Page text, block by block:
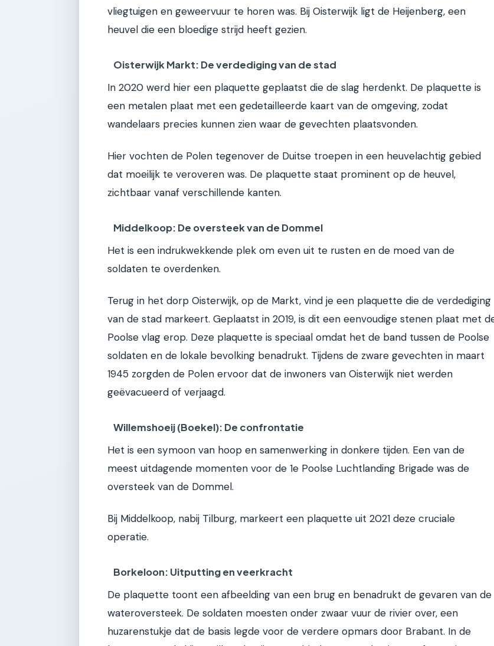
vliegtuigen en geweervuur te horen was. Bij Oisterwijk ligt de Heijenberg, een
heuvel die een bloedige strijd heeft gezien.
Oisterwijk Markt: De verdediging van de stad
In 2020 werd hier een plaquette geplaatst die de slag herdenkt. De plaquette is
een metalen plaat met een gedetailleerde kaart van de omgeving, zodat
wandelaars precies kunnen zien waar de gevechten plaatsvonden.
Hier vochten de Polen tegenover de Duitse troepen in een heuvelachtig gebied
dat moeilijk te veroveren was. De plaquette staat prominent op de heuvel,
zichtbaar vanaf verschillende kanten.
Middelkoop: De oversteek van de Dommel
Het is een indrukwekkende plek om even uit te rusten en de moed van de
soldaten te overdenken.
Terug in het dorp Oisterwijk, op de Markt, vind je een plaquette die de verdediging
van de stad markeert. Geplaatst in 2019, is dit een eenvoudige stenen plaat met
Poolse vlag erop. Deze plaquette is speciaal omdat het de band tussen de Poolse
soldaten en de lokale bevolking benadrukt. Tijdens de zware gevechten in maart
1945 zorgden de Polen ervoor dat de inwoners van Oisterwijk niet werden
geëvacueerd of verjaagd.
Willemshoeij (Boekel): De confrontatie
Het is een symoon van hoop en samenwerking in donkere tijden. Een van de
meest uitdagende momenten voor de 1e Poolse Luchtlanding Brigade was de
oversteek van de Dommel.
Bij Middelkoop, nabij Tilburg, markeert een plaquette uit 2021 deze cruciale
operatie.
Borkeloon: Uitputting en veerkracht
De plaquette toont een afbeelding van een brug en benadrukt de gevaren van de
wateroversteek. De soldaten moesten onder zwaar vuur de rivier over, een
huzarenstukje dat de basis legde voor de verdere opmars door Brabant. In de